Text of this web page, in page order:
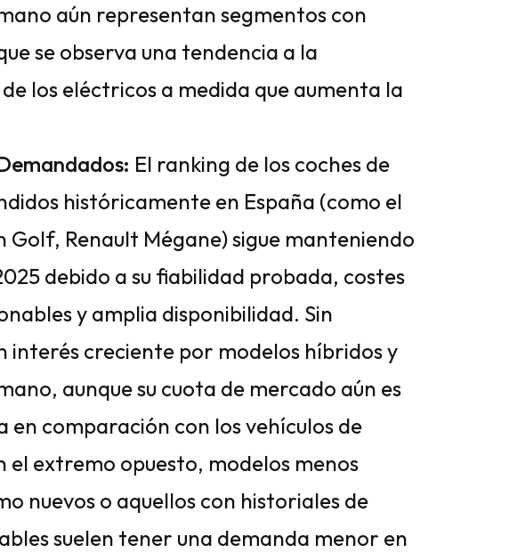
aún representan segmentos con
se observa una tendencia a la
los eléctricos a medida que aumenta la
El ranking de los coches de
históricamente en España (como el
Golf, Renault Mégane) sigue manteniendo
debido a su fiabilidad probada, costes
y amplia disponibilidad. Sin
interés creciente por modelos híbridos y
aunque su cuota de mercado aún es
comparación con los vehículos de
el extremo opuesto, modelos menos
nuevos o aquellos con historiales de
suelen tener una demanda menor en